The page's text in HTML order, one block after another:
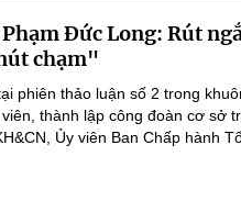
Đức Long: Rút
chạm"
phiên thảo luận số 2 trong
thành lập công đoàn cơ sở
Ủy viên Ban Chấp hành